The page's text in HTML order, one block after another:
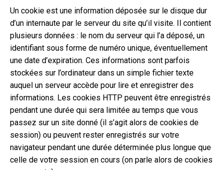
Un cookie est une information déposée sur le disque dur
d’un internaute par le serveur du site qu’il visite. Il contient
plusieurs données : le nom du serveur qui l’a déposé, un
identifiant sous forme de numéro unique, éventuellement
une date d’expiration. Ces informations sont parfois
stockées sur l’ordinateur dans un simple fichier texte
auquel un serveur accède pour lire et enregistrer des
informations. Les cookies HTTP peuvent être enregistrés
pendant une durée qui sera limitée au temps que vous
passez sur un site donné (il s’agit alors de cookies de
session) ou peuvent rester enregistrés sur votre
navigateur pendant une durée déterminée plus longue que
celle de votre session en cours (on parle alors de cookies